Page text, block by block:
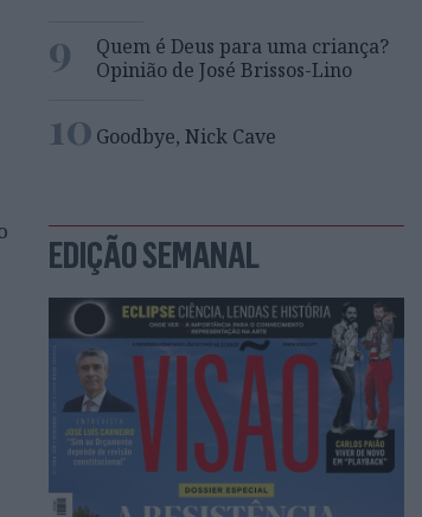
9
Quem é Deus para uma criança?
Opinião de José Brissos-Lino
10 Goodbye, Nick Cave
EDIÇÃO SEMANAL